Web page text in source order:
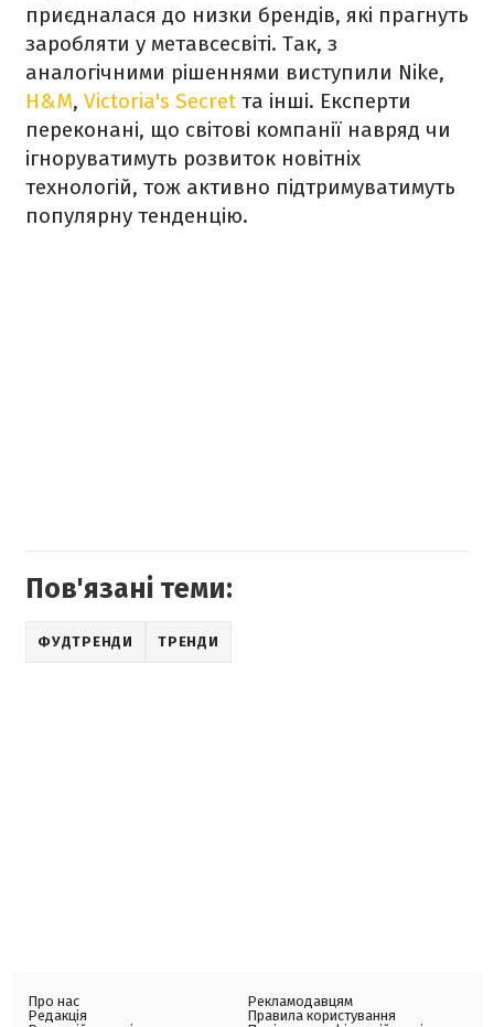
приєдналася до низки брендів, які прагнуть
заробляти у метавсесвіті. Так, з
аналогічними рішеннями виступили Nike,
H&M, Victoria's Secret та інші. Експерти
переконані, що світові компанії навряд чи
ігноруватимуть розвиток новітніх
технологій, тож активно підтримуватимуть
популярну тенденцію.
Пов'язані теми:
ФУДТРЕНДИ ТРЕНДИ
Про нас
Редакція
Рекламодавцям
Правила користування